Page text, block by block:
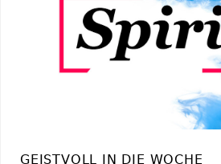
GEISTVOLL IN DIE WOCHE